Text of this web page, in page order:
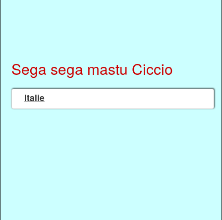
Sega sega mastu Ciccio
Italie